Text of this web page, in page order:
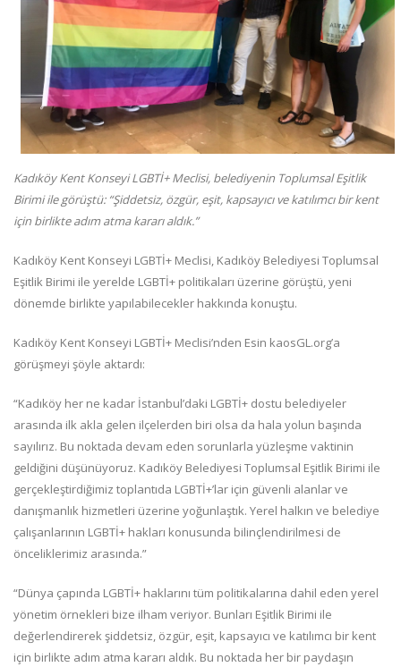
Kadıköy Kent Konseyi LGBTİ+ Meclisi, belediyenin Toplumsal Eşitlik
Birimi ile görüştü: “Şiddetsiz, özgür, eşit, kapsayıcı ve katılımcı bir kent
için birlikte adım atma kararı aldık.”
Kadıköy Kent Konseyi LGBTİ+ Meclisi, Kadıköy Belediyesi Toplumsal
Eşitlik Birimi ile yerelde LGBTİ+ politikaları üzerine görüştü, yeni
dönemde birlikte yapılabilecekler hakkında konuştu.
Kadıköy Kent Konseyi LGBTİ+ Meclisi’nden Esin kaosGL.org’a
görüşmeyi şöyle aktardı:
“Kadıköy her ne kadar İstanbul’daki LGBTİ+ dostu belediyeler
arasında ilk akla gelen ilçelerden biri olsa da hala yolun başında
sayılırız. Bu noktada devam eden sorunlarla yüzleşme vaktinin
geldiğini düşünüyoruz. Kadıköy Belediyesi Toplumsal Eşitlik Birimi ile
gerçekleştirdiğimiz toplantıda LGBTİ+’lar için güvenli alanlar ve
danışmanlık hizmetleri üzerine yoğunlaştık. Yerel halkın ve belediye
çalışanlarının LGBTİ+ hakları konusunda bilinçlendirilmesi de
önceliklerimiz arasında.”
“Dünya çapında LGBTİ+ haklarını tüm politikalarına dahil eden yerel
yönetim örnekleri bize ilham veriyor. Bunları Eşitlik Birimi ile
değerlendirerek şiddetsiz, özgür, eşit, kapsayıcı ve katılımcı bir kent
için birlikte adım atma kararı aldık. Bu noktada her bir paydaşın